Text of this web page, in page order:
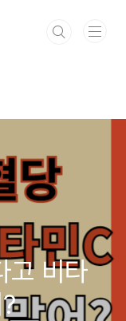
고 비타